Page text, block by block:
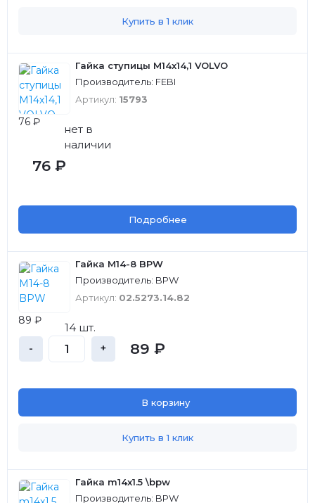
Купить в 1 клик
Гайка ступицы М14х14,1 VOLVO
Производитель: FEBI
Артикул: 15793
76 ₽
нет в
наличии
76 ₽
Подробнее
Гайка M14-8 BPW
Производитель: BPW
Артикул: 02.5273.14.82
89 ₽
14 шт.
- + 89 ₽
В корзину
Купить в 1 клик
Гайка m14x1.5 \bpw
Производитель: BPW